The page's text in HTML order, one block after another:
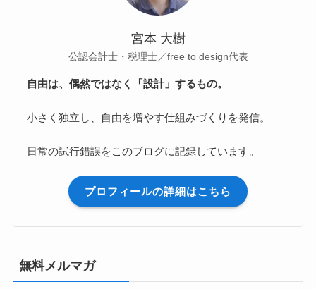
宮本 大樹
公認会計士・税理士／free to design代表
自由は、偶然ではなく「設計」するもの。
小さく独立し、自由を増やす仕組みづくりを発信。
日常の試行錯誤をこのブログに記録しています。
プロフィールの詳細はこちら
無料メルマガ